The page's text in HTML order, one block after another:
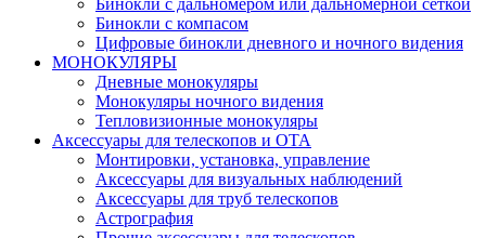
Бинокли с дальномером или дальномерной сеткой
Бинокли с компасом
Цифровые бинокли дневного и ночного видения
МОНОКУЛЯРЫ
Дневные монокуляры
Монокуляры ночного видения
Тепловизионные монокуляры
Аксессуары для телескопов и ОТА
Монтировки, установка, управление
Аксессуары для визуальных наблюдений
Аксессуары для труб телескопов
Астрография